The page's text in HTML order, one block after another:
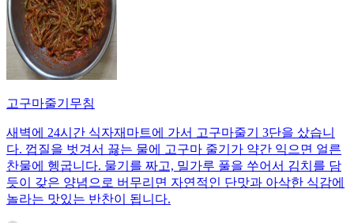
고구마줄기무침
새벽에 24시간 식자재마트에 가서 고구마줄기 3단을 샀습니
다. 껍질을 벗겨서 끓는 물에 고구마 줄기가 약간 익으면 얼른
찬물에 헹굽니다. 물기를 짜고, 밀가루 풀을 쑤어서 김치를 담
듯이 갖은 양념으로 버무리면 자연적인 단맛과 아삭한 식감에
놀라는 맛있는 반찬이 됩니다.